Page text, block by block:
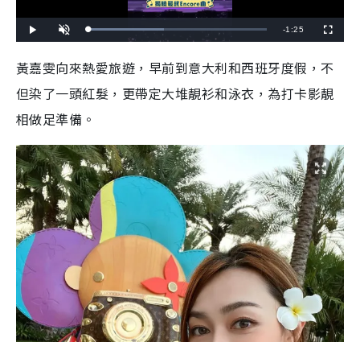
l
n
t
e
L
o
e
d
4
2
R
m
a
i
n
g
T
i
m
e
-1:25
u
s
c
e
e
黃嘉雯向來熱愛旅遊，早前到意大利和西班牙度假，不
但染了一頭紅髮，更帶定大堆靚衫和泳衣，為打卡影靚
相做足準備。